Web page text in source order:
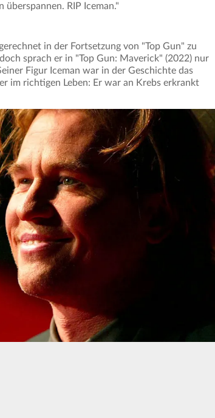
RIP Iceman."
in der Fortsetzung von "Top Gun" zu
sprach er in "Top Gun: Maverick" (2022) nur
Figur Iceman war in der Geschichte das
im richtigen Leben: Er war an Krebs erkrankt